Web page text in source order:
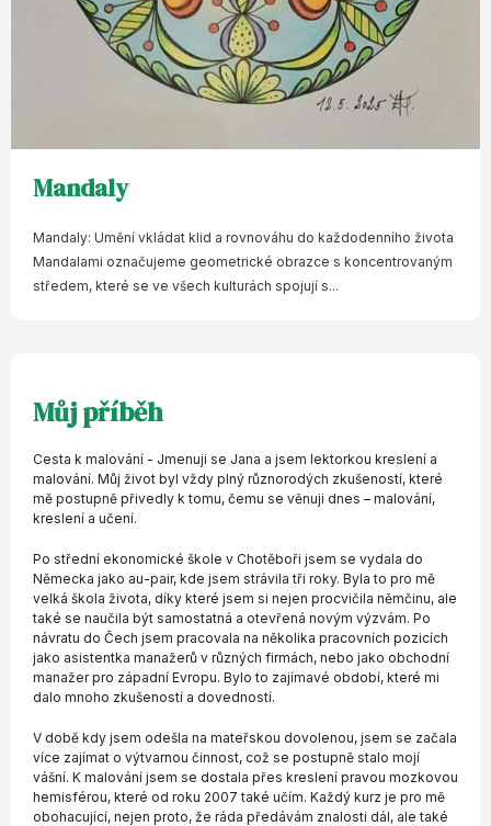
Mandaly
Mandaly: Umění vkládat klid a rovnováhu do každodenního života
Mandalami označujeme geometrické obrazce s koncentrovaným
středem, které se ve všech kulturách spojují s...
Můj příběh
Cesta k malování - Jmenuji se Jana a jsem lektorkou kreslení a
malování. Můj život byl vždy plný různorodých zkušeností, které
mě postupně přivedly k tomu, čemu se věnuji dnes – malování,
kreslení a učení.
Po střední ekonomické škole v Chotěboři jsem se vydala do
Německa jako au-pair, kde jsem strávila tři roky. Byla to pro mě
velká škola života, díky které jsem si nejen procvičila němčinu, ale
také se naučila být samostatná a otevřená novým výzvám. Po
návratu do Čech jsem pracovala na několika pracovních pozicích
jako asistentka manažerů v různých firmách, nebo jako obchodní
manažer pro západní Evropu. Bylo to zajímavé období, které mi
dalo mnoho zkušeností a dovedností.
V době kdy jsem odešla na mateřskou dovolenou, jsem se začala
více zajímat o výtvarnou činnost, což se postupně stalo mojí
vášní. K malování jsem se dostala přes kreslení pravou mozkovou
hemisférou, které od roku 2007 také učím. Každý kurz je pro mě
obohacující, nejen proto, že ráda předávám znalosti dál, ale také